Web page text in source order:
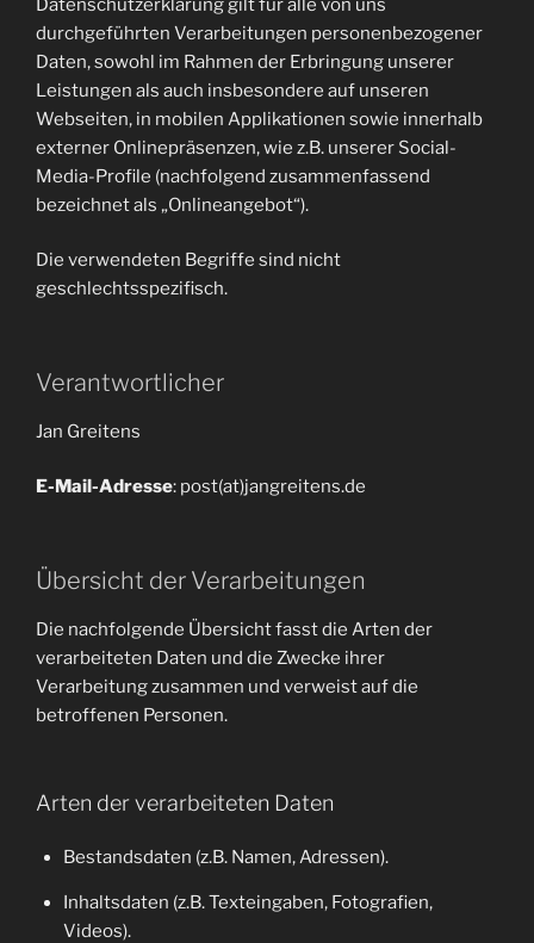
durchgeführten Verarbeitungen personenbezogener
Daten, sowohl im Rahmen der Erbringung unserer
Leistungen als auch insbesondere auf unseren
Webseiten, in mobilen Applikationen sowie innerhalb
externer Onlinepräsenzen, wie z.B. unserer Social-
Media-Profile (nachfolgend zusammenfassend
bezeichnet als „Onlineangebot“).
Die verwendeten Begriffe sind nicht
geschlechtsspezifisch.
Verantwortlicher
Jan Greitens
E-Mail-Adresse: post(at)jangreitens.de
Übersicht der Verarbeitungen
Die nachfolgende Übersicht fasst die Arten der
verarbeiteten Daten und die Zwecke ihrer
Verarbeitung zusammen und verweist auf die
betroffenen Personen.
Arten der verarbeiteten Daten
Bestandsdaten (z.B. Namen, Adressen).
Inhaltsdaten (z.B. Texteingaben, Fotografien,
Videos).